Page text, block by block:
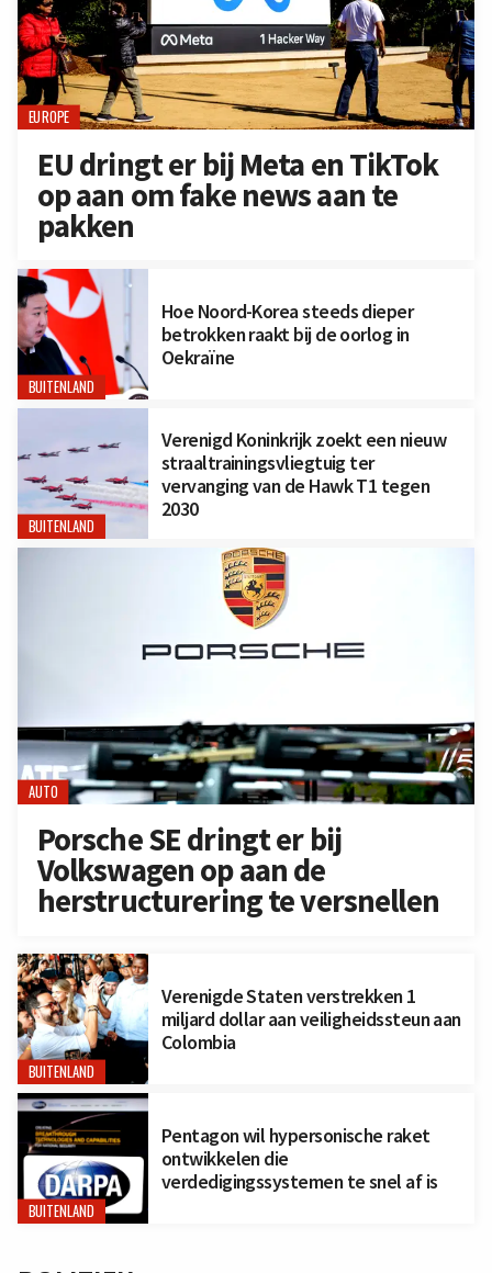
EUROPE
EU dringt er bij Meta en TikTok
op aan om fake news aan te
pakken
BUITENLAND
Hoe Noord-Korea steeds dieper
betrokken raakt bij de oorlog in
Oekraïne
BUITENLAND
Verenigd Koninkrijk zoekt een nieuw
straaltrainingsvliegtuig ter
vervanging van de Hawk T1 tegen
2030
AUTO
Porsche SE dringt er bij
Volkswagen op aan de
herstructurering te versnellen
BUITENLAND
Verenigde Staten verstrekken 1
miljard dollar aan veiligheidssteun aan
Colombia
BUITENLAND
Pentagon wil hypersonische raket
ontwikkelen die
verdedigingssystemen te snel af is